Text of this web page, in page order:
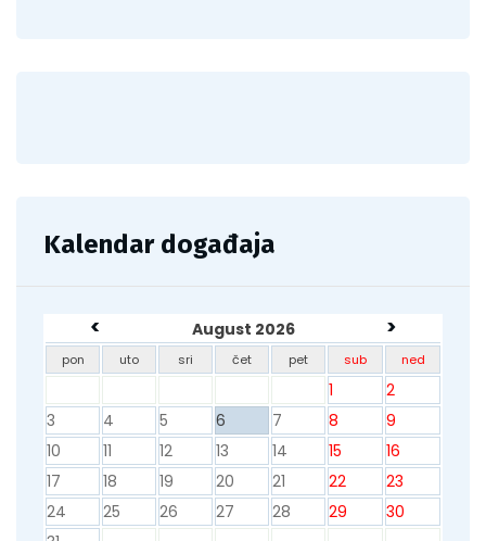
Kalendar događaja
< August 2026 >
pon uto sri čet pet sub ned
1
2
3
4 5 6 7 8
9
10
11 12 13 14 15
16
17
18 19 20 21 22
23
24
25 26 27 28 29
30